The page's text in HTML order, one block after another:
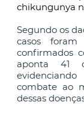
chikungunya
Segundo os
casos
confirmados
aponta 41
combate ao
dessas